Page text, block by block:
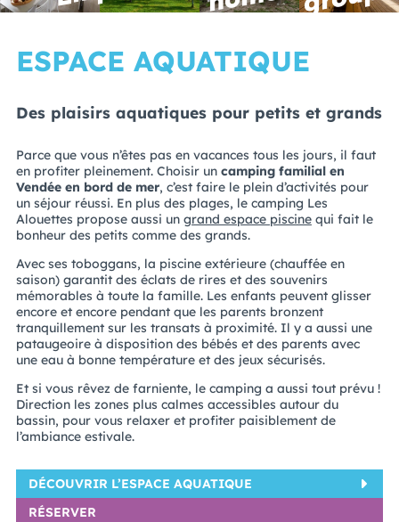
ESPACE AQUATIQUE
Des plaisirs aquatiques pour petits et grands
Parce que vous n’êtes pas en vacances tous les jours, il faut
en profiter pleinement. Choisir un camping familial en
Vendée en bord de mer, c’est faire le plein d’activités pour
un séjour réussi. En plus des plages, le camping Les
Alouettes propose aussi un grand espace piscinequi fait le
bonheur des petits comme des grands.
Avec ses toboggans, la piscine extérieure (chauffée en
saison) garantit des éclats de rires et des souvenirs
mémorables à toute la famille. Les enfants peuvent glisser
encore et encore pendant que les parents bronzent
tranquillement sur les transats à proximité. Il y a aussi une
pataugeoire à disposition des bébés et des parents avec
une eau à bonne température et des jeux sécurisés.
Et si vous rêvez de farniente, le camping a aussi tout prévu !
Direction les zones plus calmes accessibles autour du
bassin, pour vous relaxer et profiter paisiblement de
l’ambiance estivale.
DÉCOUVRIR L’ESPACE AQUATIQUE
RÉSERVER